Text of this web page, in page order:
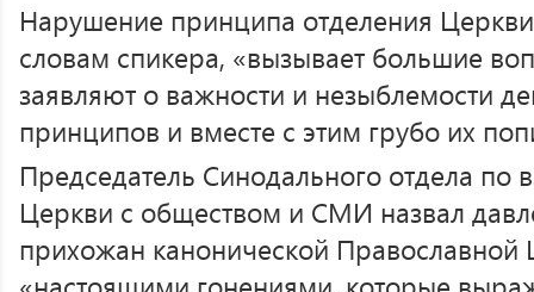
Нарушение принципа отделения Церкви
словам спикера, «вызывает большие
заявляют о важности и незыблемости
принципов и вместе с этим грубо их
Председатель Синодального отдела по
Церкви с обществом и СМИ назвал
прихожан канонической Православной